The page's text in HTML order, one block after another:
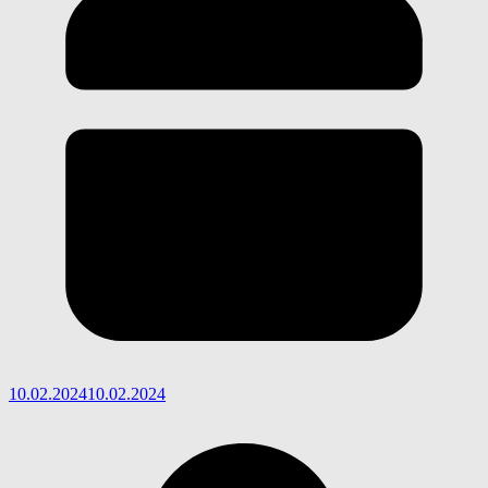
10.02.202410.02.2024